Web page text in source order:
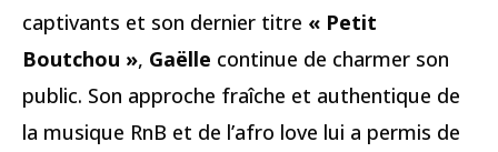
captivants et son dernier titre « Petit
Boutchou », Gaëlle continue de charmer son
public. Son approche fraîche et authentique de
la musique RnB et de l’afro love lui a permis de